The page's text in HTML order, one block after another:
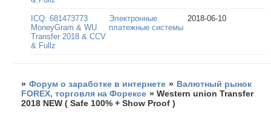
ICQ: 681473773
MoneyGram & WU
Transfer 2018 & CCV
& Fullz
Электронные
платежные системы
2018-06-10
» Форум о заработке в интернете » Валютный рынок
FOREX, торговля на Форексе »Western union Transfer
2018 NEW ( Safe 100% + Show Proof )